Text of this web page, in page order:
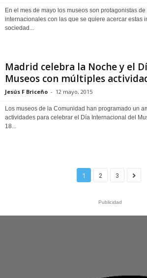
En el mes de mayo los museos son protagonistas
internacionales con las que se quiere acercar estas
sociedad...
Madrid celebra la Noche y el
Museos con múltiples
Jesús F Briceño - 12 mayo, 2015
Los museos de la Comunidad han programado un
actividades para celebrar el Día Internacional del
18...
1 2 3
Publicidad